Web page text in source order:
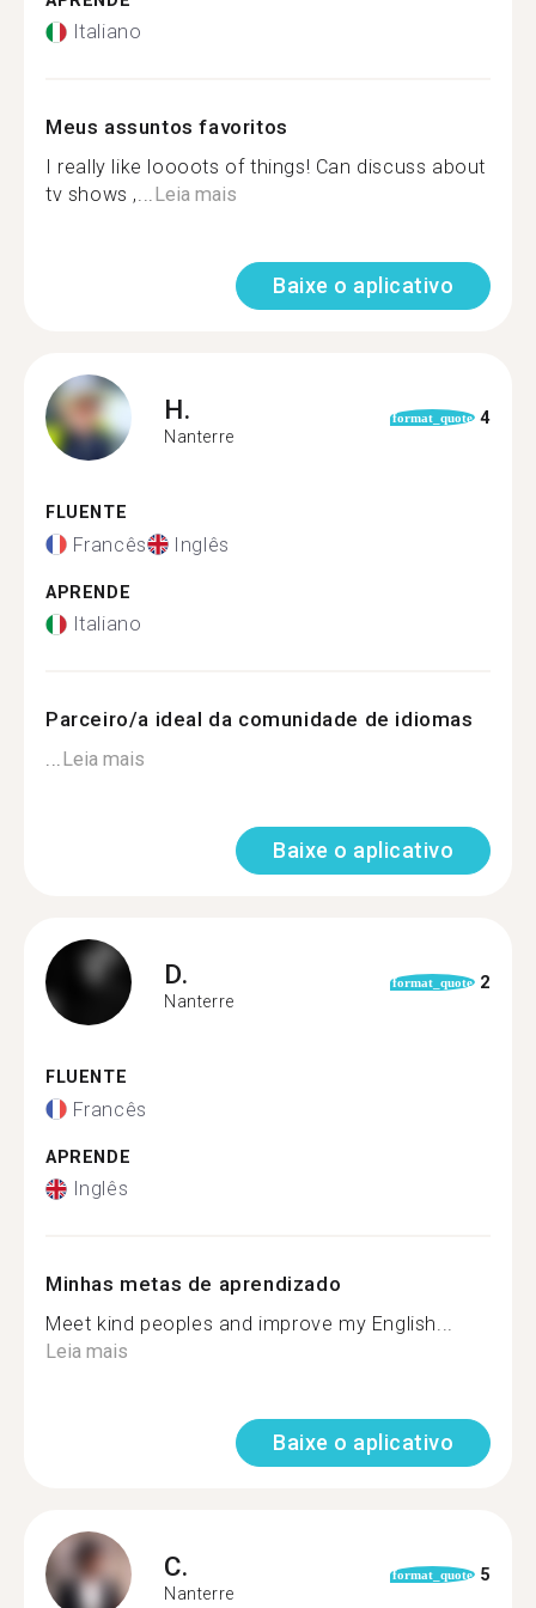
Italiano
Meus assuntos favoritos
I really like loooots of things! Can discuss about
tv shows ,...Leia mais
Baixe o aplicativo
H.
Nanterre
format_quote 4
FLUENTE
Francês Inglês
APRENDE
Italiano
Parceiro/a ideal da comunidade de idiomas
...Leia mais
Baixe o aplicativo
D.
Nanterre
format_quote 2
FLUENTE
Francês
APRENDE
Inglês
Minhas metas de aprendizado
Meet kind peoples and improve my English...
Leia mais
Baixe o aplicativo
C.
Nanterre
format_quote 5